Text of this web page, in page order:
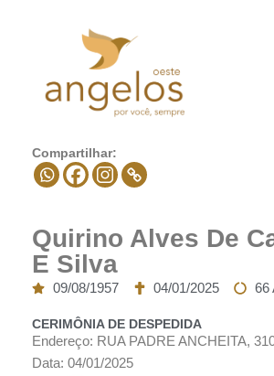
Compartilhar:
Quirino Alves De
E Silva
09/08/1957 04/01/2025 66
CERIMÔNIA DE DESPEDIDA
Endereço: RUA PADRE ANCHEITA,
Data: 04/01/2025